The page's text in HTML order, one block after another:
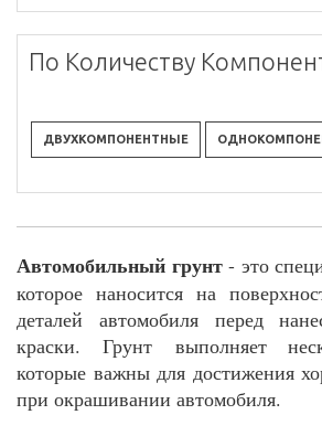
По Количеству
ДВУХКОМПОНЕНТНЫЕ
Автомобильный грунт- это
которое наносится на
деталей автомобиля перед
краски. Грунт выполняет
которые важны для достижения
при окрашивании автомобиля.